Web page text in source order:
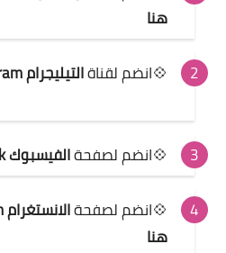
هنا
💠انضم لقناةالتيليجرام Telegram
💠انضم لصفحةالفيسبوك Facebook
💠انضم لصفحةالانستغرام Instagram
هنا